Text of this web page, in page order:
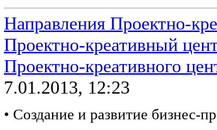
Направления Проектно-
Проектно-креативный
Проектно-креативного
7.01.2013, 12:23
• Создание и развитие бизнес-